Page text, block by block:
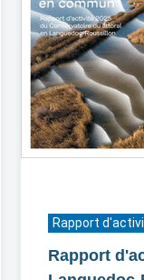
Rapport
Rapport